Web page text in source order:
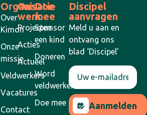
Organisatie
Over
Kimon
Onze
missie
Veldwerkers
Vacatures
Contact
Ons
werk
Projecten
Acties
Actueel
Doe
mee
Sponsor
een kind
Doneren
Word
veldwerker
Doe mee
Discipel
aanvragen
Meld u aan en
ontvang ons
blad ‘Discipel’
Aanmelden